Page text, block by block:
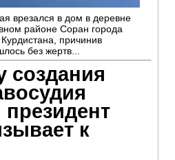
врезался в дом в деревне
районе Соран города
причинив
без жертв...
создания
президент
к